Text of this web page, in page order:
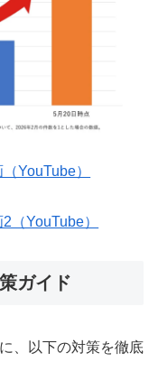
YouTube）
（YouTube）
ガイド
、以下の対策を徹底